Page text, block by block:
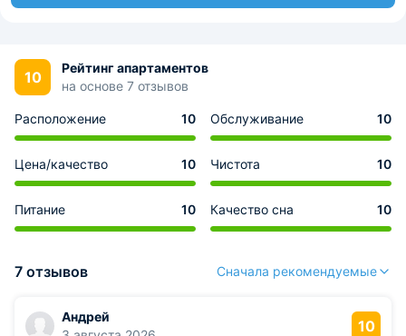
10
Рейтинг апартаментов
на основе 7 отзывов
Расположение 10 Обслуживание 10
Цена/качество 10 Чистота 10
Питание 10 Качество сна 10
7 отзывов Сначала рекомендуемые
Андрей
10